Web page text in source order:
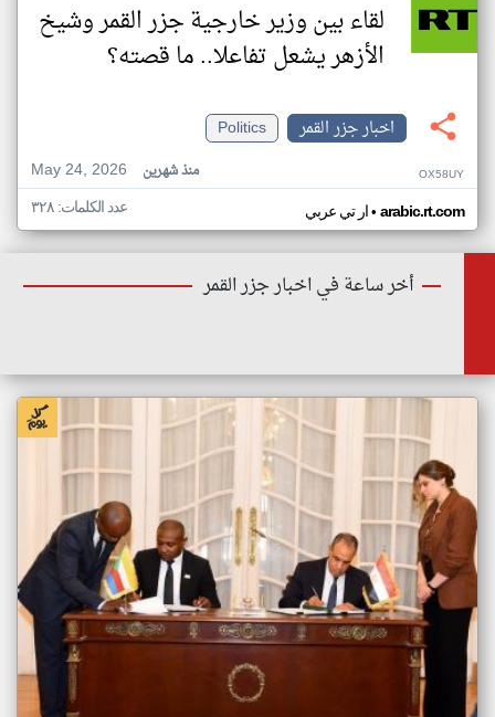
لقاء بين وزير خارجية جزر القمر وشيخ
الأزهر يشعل تفاعلا.. ما قصته؟
اخبار جزر القمر
Politics
May 24, 2026
منذ شهرين OX58UY
ار تي عربي• arabic.rt.com عدد الكلمات: ٣٢٨
أخر ساعة في اخبار جزر القمر